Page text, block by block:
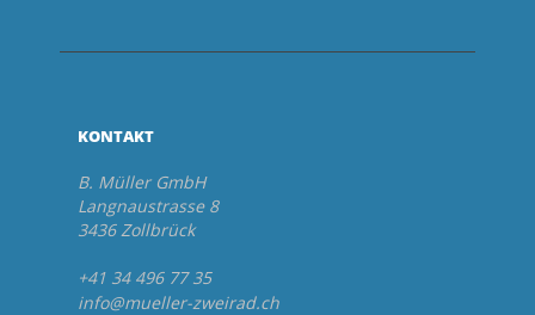
KONTAKT
B. Müller GmbH
Langnaustrasse 8
3436 Zollbrück
+41 34 496 77 35
info@mueller-zweirad.ch